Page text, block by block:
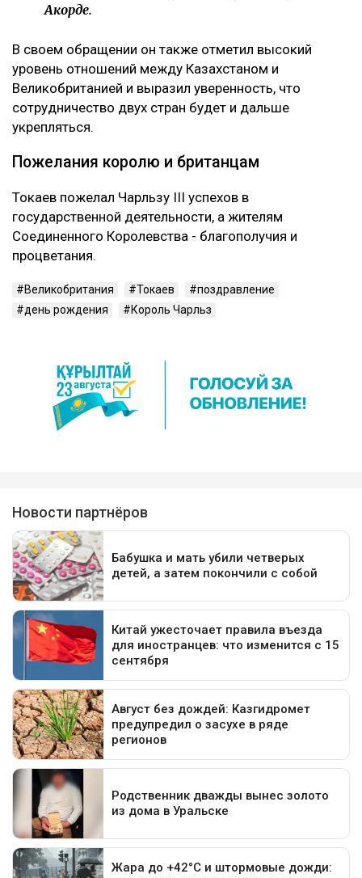
Акорде.
В своем обращении он также отметил высокий
уровень отношений между Казахстаном и
Великобританией и выразил уверенность, что
сотрудничество двух стран будет и дальше
укрепляться.
Пожелания королю и британцам
Токаев пожелал Чарльзу III успехов в
государственной деятельности, а жителям
Соединенного Королевства - благополучия и
процветания.
Великобритания Токаев
поздравление
день рождения
Король Чарльз